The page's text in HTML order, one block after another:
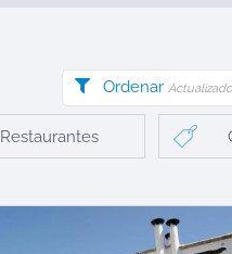
Ordenar
Restaurantes